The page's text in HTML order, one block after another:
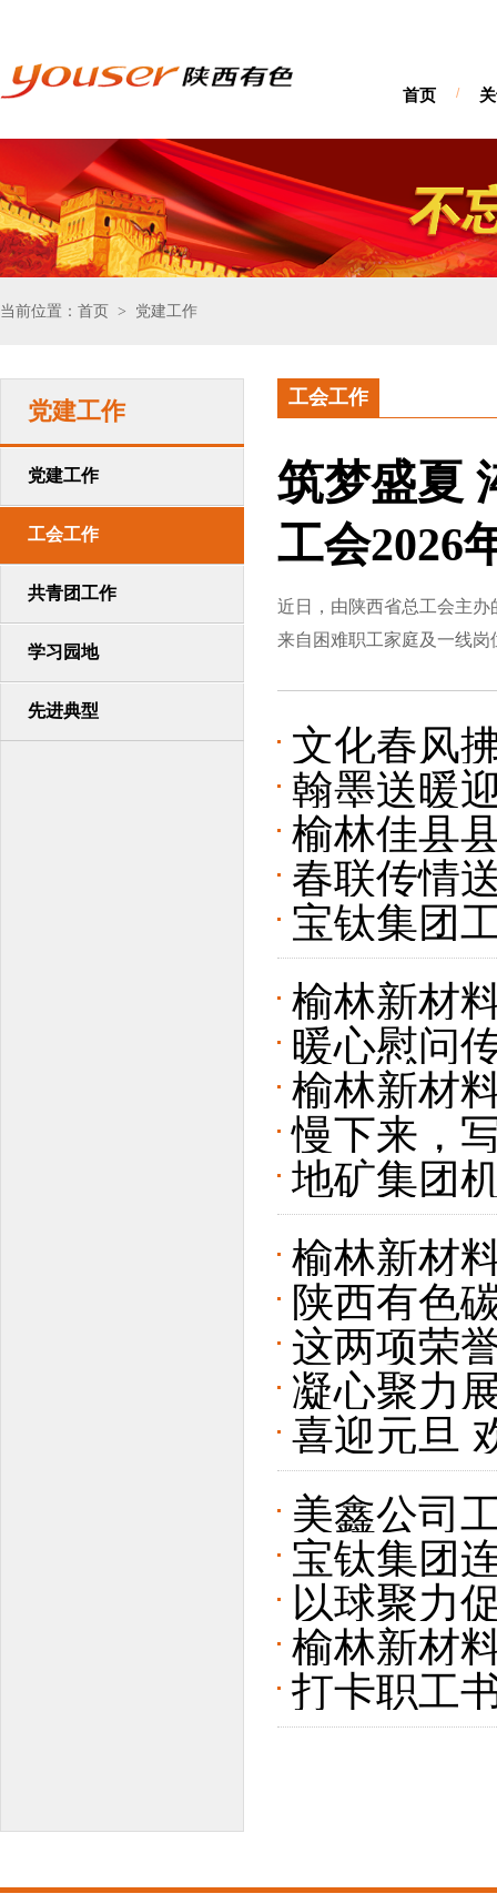
首页 /
当前位置：首页 > 党建工作
党建工作
党建工作
工会工作
共青团工作
学习园地
先进典型
工会工作
筑梦盛夏
工会2026
近日，由陕西省总工会主
来自困难职工家庭及一线
文化春风
会走进陕
翰墨送暖
联”活动
榆林佳县
市级劳动
春联传情
办迎新春
宝钛集团
榆林新材
假”职工子
暖心慰问
席王占军
榆林新材
慢下来，
民阅读·抄
地矿集团
画交流展
榆林新材
五’”元旦
陕西有色
召开
这两项荣
凝心聚力
元旦 启新
喜迎元旦
圆满举办
美鑫公司
气文化活
宝钛集团
以球聚力
会成功举
榆林新材
打卡职工